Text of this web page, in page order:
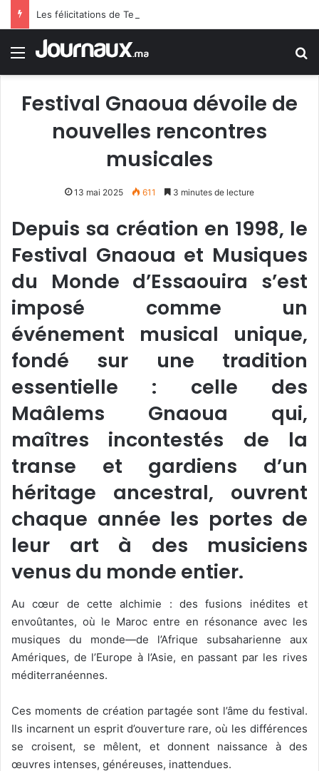
Menu
Festival Gnaoua dévoile de
nouvelles rencontres
musicales
13 mai 2025 611 3 minutes de lecture
Depuis sa création en 1998, le
Festival Gnaoua et Musiques
du Monde d’Essaouira s’est
imposé comme un
événement musical unique,
fondé sur une tradition
essentielle : celle des
Maâlems Gnaoua qui,
maîtres incontestés de la
transe et gardiens d’un
héritage ancestral, ouvrent
chaque année les portes de
leur art à des musiciens
venus du monde entier.
Au cœur de cette alchimie : des fusions inédites et
envoûtantes, où le Maroc entre en résonance avec les
musiques du monde—de l’Afrique subsaharienne aux
Amériques, de l’Europe à l’Asie, en passant par les rives
méditerranéennes.
Ces moments de création partagée sont l’âme du festival.
Ils incarnent un esprit d’ouverture rare, où les différences
se croisent, se mêlent, et donnent naissance à des
œuvres intenses, généreuses, inattendues.